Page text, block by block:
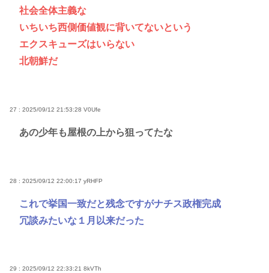
社会全体主義な
いちいち西側価値観に背いてないという
エクスキューズはいらない
北朝鮮だ
27 : 2025/09/12 21:53:28 V0Ufe
あの少年も屋根の上から狙ってたな
28 : 2025/09/12 22:00:17 yRHFP
これで挙国一致だと残念ですがナチス政権完成
冗談みたいな１月以来だった
29 : 2025/09/12 22:33:21 8kVTh